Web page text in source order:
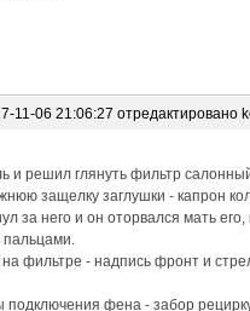
11-06 21:06:27 отредактировано
и решил глянуть фильтр
защелку заглушки - капрон
за него и он оторвался мать
пальцами.
фильтре - надпись фронт и
подключения фена - забор